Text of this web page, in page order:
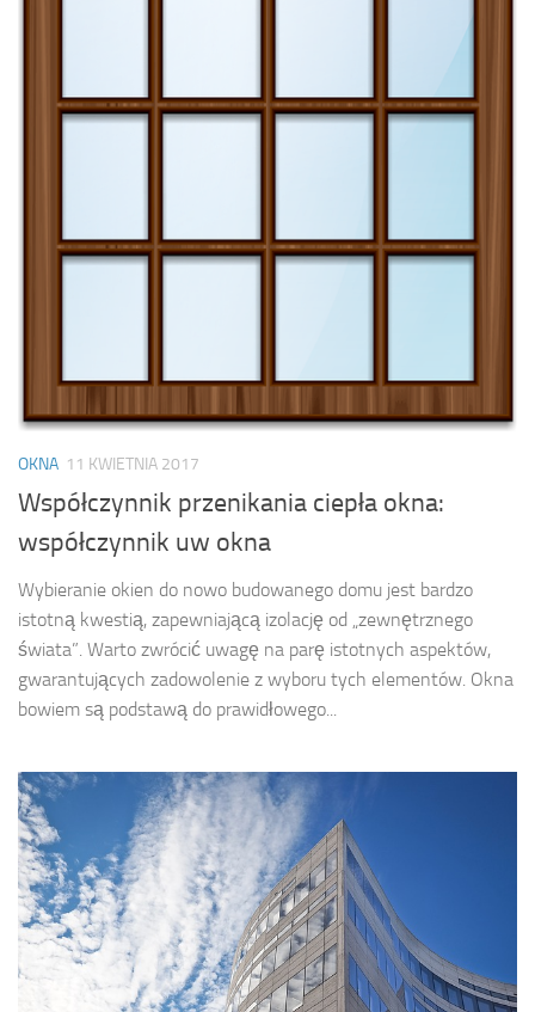
OKNA 11 KWIETNIA 2017
Współczynnik przenikania ciepła okna:
współczynnik uw okna
Wybieranie okien do nowo budowanego domu jest bardzo
istotną kwestią, zapewniającą izolację od „zewnętrznego
świata”. Warto zwrócić uwagę na parę istotnych aspektów,
gwarantujących zadowolenie z wyboru tych elementów. Okna
bowiem są podstawą do prawidłowego...